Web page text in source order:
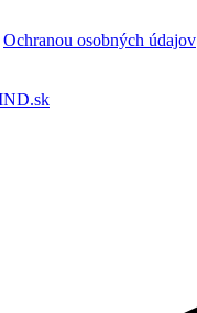
Ochranou osobných údajov